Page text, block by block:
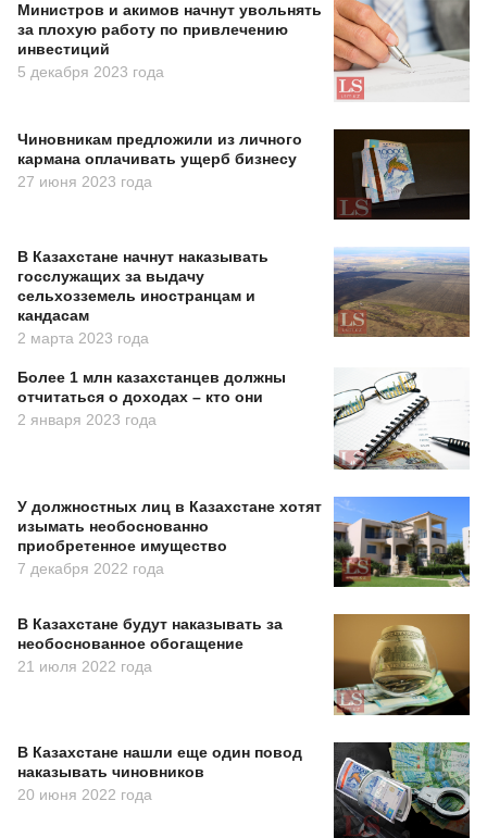
Министров и акимов начнут увольнять
за плохую работу по привлечению
инвестиций
5 декабря 2023 года
Чиновникам предложили из личного
кармана оплачивать ущерб бизнесу
27 июня 2023 года
В Казахстане начнут наказывать
госслужащих за выдачу
сельхозземель иностранцам и
кандасам
2 марта 2023 года
Более 1 млн казахстанцев должны
отчитаться о доходах – кто они
2 января 2023 года
У должностных лиц в Казахстане хотят
изымать необоснованно
приобретенное имущество
7 декабря 2022 года
В Казахстане будут наказывать за
необоснованное обогащение
21 июля 2022 года
В Казахстане нашли еще один повод
наказывать чиновников
20 июня 2022 года